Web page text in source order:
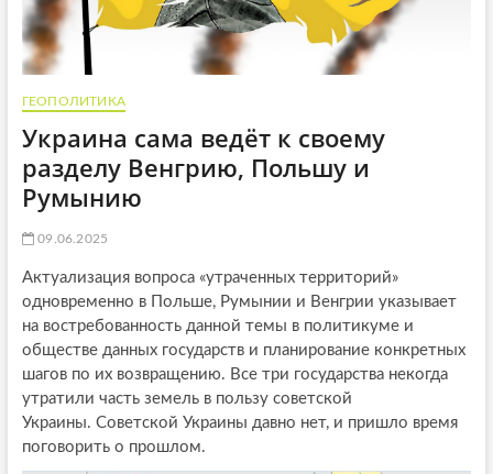
ГЕОПОЛИТИКА
Украина сама ведёт к своему
разделу Венгрию, Польшу и
Румынию
09.06.2025
Актуализация вопроса «утраченных территорий»
одновременно в Польше, Румынии и Венгрии указывает
на востребованность данной темы в политикуме и
обществе данных государств и планирование конкретных
шагов по их возвращению. Все три государства некогда
утратили часть земель в пользу советской
Украины. Советской Украины давно нет, и пришло время
поговорить о прошлом.